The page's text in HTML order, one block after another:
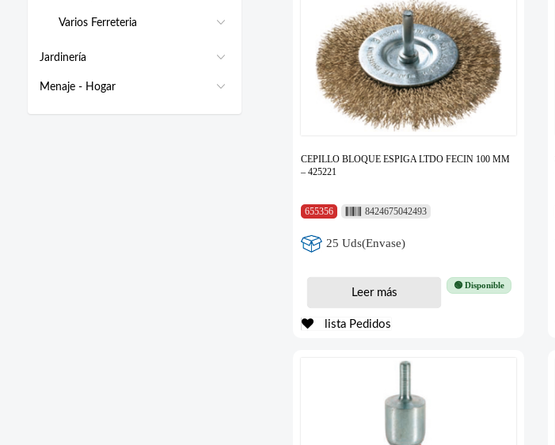
CEPILLO BLOQUE ESPIGA LTDO FECIN 100 MM
– 425221
655356 8424675042493
25 Uds(Envase)
🟢 Disponible
Leer más
lista Pedidos
Varios Ferreteria
Jardinería
Menaje - Hogar